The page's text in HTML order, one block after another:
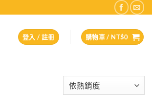
登入 / 註冊 購物車 / NT$0